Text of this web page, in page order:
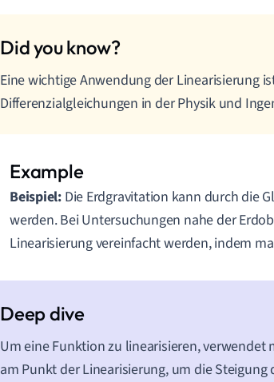
Eine wichtige Anwendung der Linearisierung
Differenzialgleichungen in der Physik und
Beispiel: Die Erdgravitation kann durch die
werden. Bei Untersuchungen nahe der
Linearisierung vereinfacht werden, indem
Um eine Funktion zu linearisieren,
am Punkt der Linearisierung, um die